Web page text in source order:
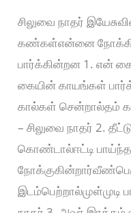
சிலுவை நாதர்
கண்கள்என்னை நோக்கி
பார்க்கின்றன 1. என்
கையின் காயங்கள்
கால்கள் சென்றால்தம்
– சிலுவை நாதர் 2.
கொண்டால்ஈட்டி
இடம்பெற்றால்முள்முடி